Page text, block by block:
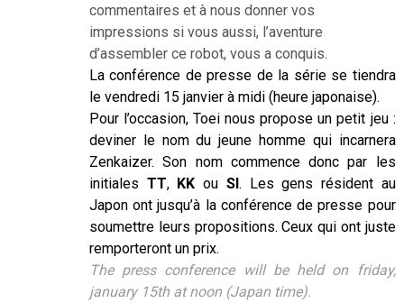
commentaires et à nous donner vos
impressions si vous aussi, l’aventure
d’assembler ce robot, vous a conquis.
La conférence de presse de la série se tiendra
le vendredi 15 janvier à midi (heure japonaise).
Pour l’occasion, Toei nous propose un petit jeu :
deviner le nom du jeune homme qui incarnera
Zenkaizer. Son nom commence donc par les
initiales TT, KK ou SI. Les gens résident au
Japon ont jusqu’à la conférence de presse pour
soumettre leurs propositions. Ceux qui ont juste
remporteront un prix.
The press conference will be held on friday,
january 15th at noon (Japan time).